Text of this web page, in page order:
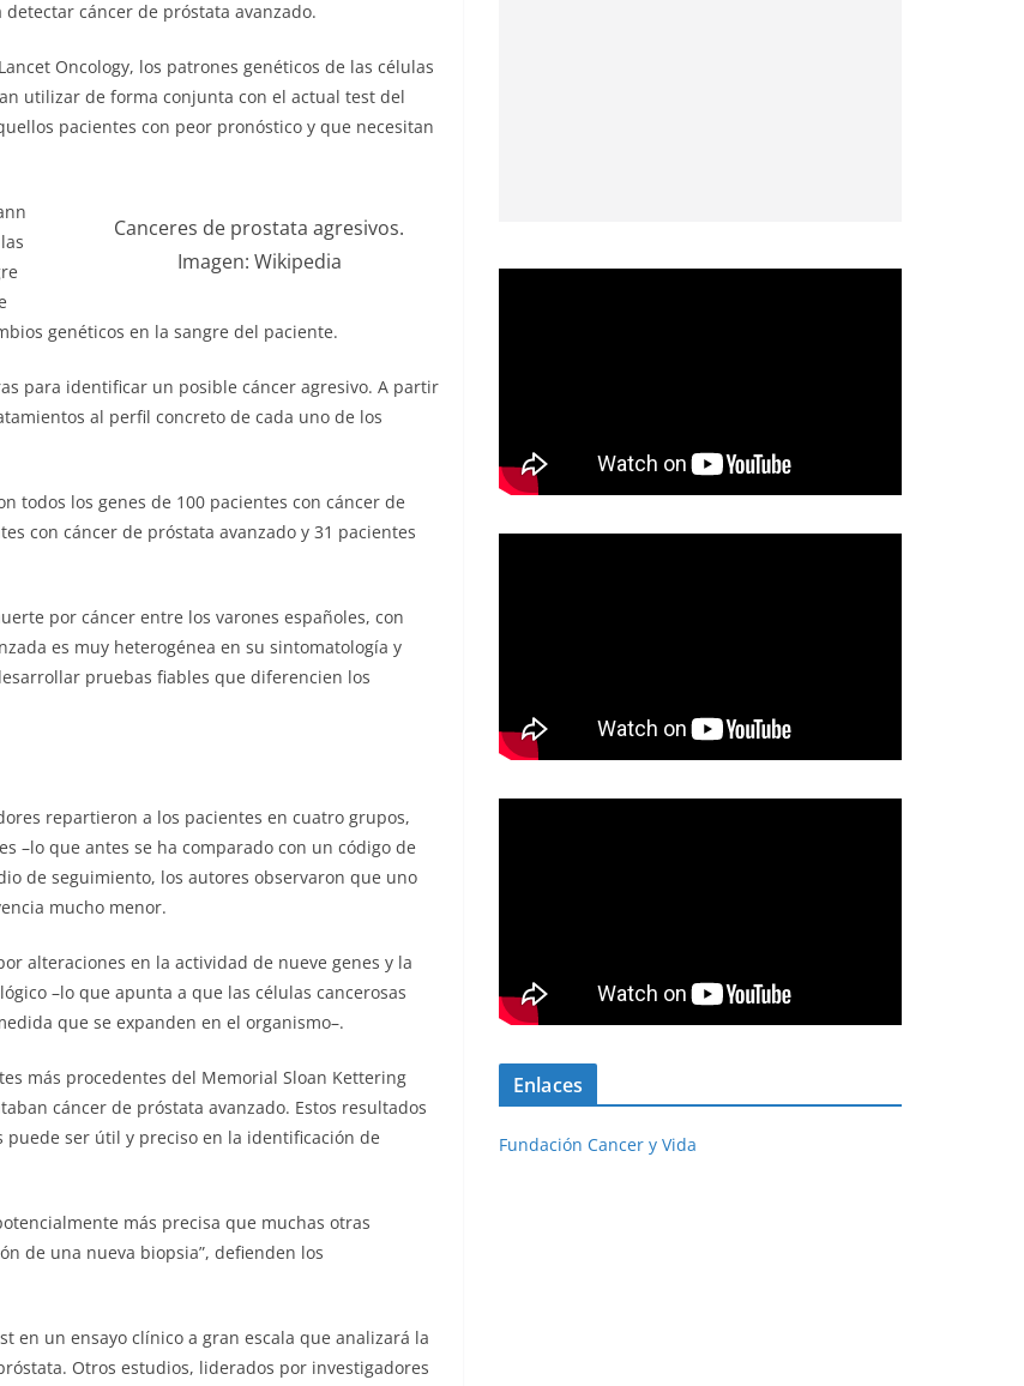
cáncer de próstata avanzado.
Oncology, los patrones genéticos de las células
utilizar de forma conjunta con el actual test del
pacientes con peor pronóstico y que necesitan
Canceres de prostata agresivos.
Imagen: Wikipedia
genéticos en la sangre del paciente.
para identificar un posible cáncer agresivo. A partir
al perfil concreto de cada uno de los
todos los genes de 100 pacientes con cáncer de
con cáncer de próstata avanzado y 31 pacientes
por cáncer entre los varones españoles, con
es muy heterogénea en su sintomatología y
pruebas fiables que diferencien los
repartieron a los pacientes en cuatro grupos,
–lo que antes se ha comparado con un código de
de seguimiento, los autores observaron que uno
mucho menor.
alteraciones en la actividad de nueve genes y la
–lo que apunta a que las células cancerosas
que se expanden en el organismo–.
más procedentes del Memorial Sloan Kettering
cáncer de próstata avanzado. Estos resultados
ser útil y preciso en la identificación de
más precisa que muchas otras
de una nueva biopsia”, defienden los
en un ensayo clínico a gran escala que analizará la
Otros estudios, liderados por investigadores
Enlaces
Fundación Cancer y Vida